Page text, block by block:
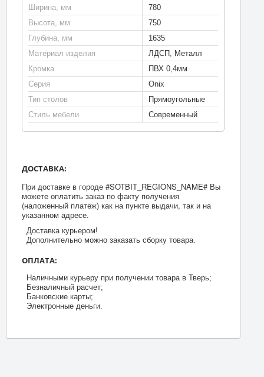
Ширина, мм
780
Высота, мм
750
Глубина, мм
1635
Материал изделия
ЛДСП, Металл
Кромка
ПВХ 0,4мм
Серия
Onix
Тип столов
Прямоугольные
Стиль мебели
Современный
ДОСТАВКА:
При доставке в городе #SOTBIT_REGIONS_NAME# Вы
можете оплатить заказ по факту получения
(наложенный платеж) как на пункте выдачи, так и на
указанном адресе.
Доставка курьером!
Дополнительно можно заказать сборку товара.
ОПЛАТА:
Наличными курьеру при получении товара в Тверь;
Безналичный расчет;
Банковские карты;
Электронные деньги.